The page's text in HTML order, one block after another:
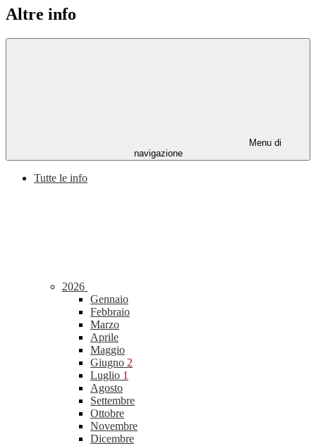
Altre info
Menu di
navigazione
Tutte le info
2026
Gennaio
Febbraio
Marzo
Aprile
Maggio
Giugno 2
Luglio 1
Agosto
Settembre
Ottobre
Novembre
Dicembre